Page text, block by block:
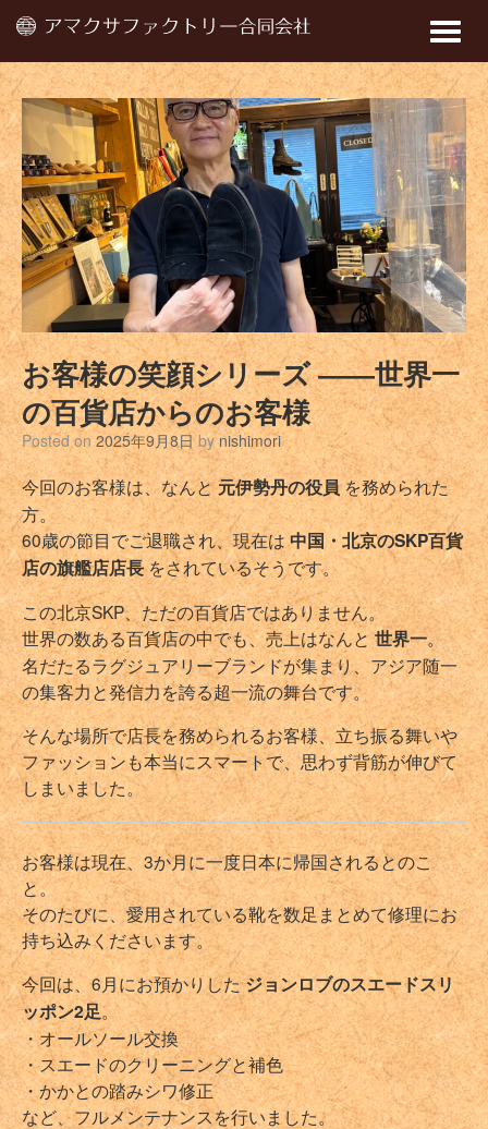
Toggle
お客様の笑顔シリーズ ――世界一
の百貨店からのお客様
Posted on2025年9月8日 bynishimori
今回のお客様は、なんと元伊勢丹の役員を務められた
方。
60歳の節目でご退職され、現在は中国・北京のSKP百貨
店の旗艦店店長をされているそうです。
この北京SKP、ただの百貨店ではありません。
世界の数ある百貨店の中でも、売上はなんと世界一。
名だたるラグジュアリーブランドが集まり、アジア随一
の集客力と発信力を誇る超一流の舞台です。
そんな場所で店長を務められるお客様、立ち振る舞いや
ファッションも本当にスマートで、思わず背筋が伸びて
しまいました。
お客様は現在、3か月に一度日本に帰国されるとのこ
と。
そのたびに、愛用されている靴を数足まとめて修理にお
持ち込みくださいます。
今回は、6月にお預かりしたジョンロブのスエードスリ
ッポン2足。
・オールソール交換
・スエードのクリーニングと補色
・かかとの踏みシワ修正
など、フルメンテナンスを行いました。